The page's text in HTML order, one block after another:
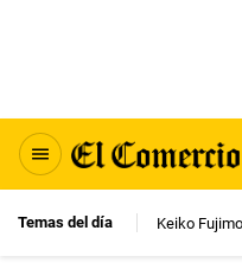
Temas del día Keiko